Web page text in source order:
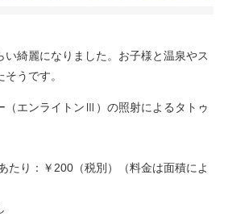
い綺麗になりました。お子様と温泉やス
うです。
（エンライトンⅢ）の照射によるタトゥ
たり：￥200（税別）（料金は面積によ